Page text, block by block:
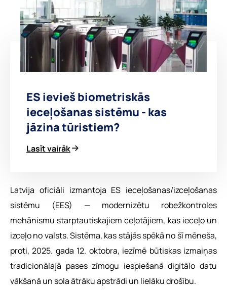
ES ievieš biometriskās
ieceļošanas sistēmu - kas
jāzina tūristiem?
Lasīt vairāk
Latvija oficiāli izmantoja ES ieceļošanas/izceļošanas
sistēmu (EES) — modernizētu robežkontroles
mehānismu starptautiskajiem ceļotājiem, kas ieceļo un
izceļo no valsts. Sistēma, kas stājās spēkā no šī mēneša,
proti, 2025. gada 12. oktobra, iezīmē būtiskas izmaiņas
tradicionālajā pases zīmogu iespiešanā digitālo datu
vākšanā un sola ātrāku apstrādi un lielāku drošību.